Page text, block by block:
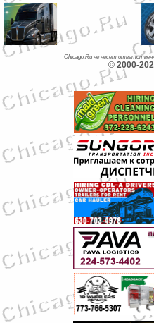
Chicago.Ru не несет
© 2000-